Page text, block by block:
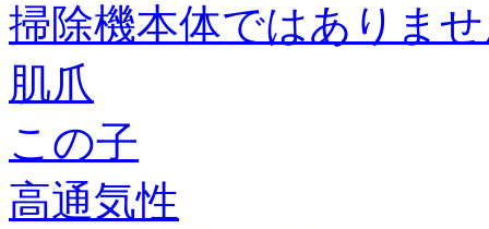
掃除機本体ではありま
肌爪
この子
高通気性